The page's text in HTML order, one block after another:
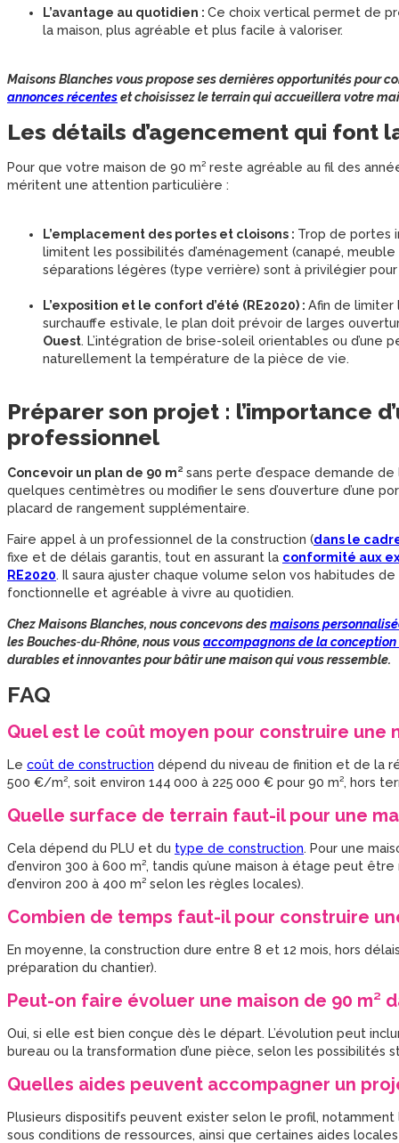
L’avantage au quotidien : Ce choix vertical permet de
la maison, plus agréable et plus facile à valoriser.
Maisons Blanches vous propose ses dernières opportunités pour
annonces récenteset choisissez le terrain qui accueillera votre
Les détails d’agencement qui font
Pour que votre maison de 90 m² reste agréable au fil des
méritent une attention particulière :
L’emplacement des portes et cloisons : Trop de portes
limitent les possibilités d’aménagement (canapé,
séparations légères (type verrière) sont à privilégier pour
L’exposition et le confort d’été (RE2020) : Afin de limiter
surchauffe estivale, le plan doit prévoir de larges
Ouest. L’intégration de brise-soleil orientables ou
naturellement la température de la pièce de vie.
Préparer son projet : l’importance
professionnel
Concevoir un plan de 90 m² sans perte d’espace demande
quelques centimètres ou modifier le sens d’ouverture d’une
placard de rangement supplémentaire.
Faire appel à un professionnel de la construction (dans le
fixe et de délais garantis, tout en assurant la conformité aux
RE2020. Il saura ajuster chaque volume selon vos habitudes
fonctionnelle et agréable à vivre au quotidien.
Chez Maisons Blanches, nous concevons desmaisons
les Bouches‑du‑Rhône, nous vousaccompagnons de la
durables et innovantes pour bâtir une maison qui vous ressemble.
FAQ
Quel est le coût moyen pour construire une
Le coût de construction dépend du niveau de finition et de la
500 €/m², soit environ 144 000 à 225 000 € pour 90 m², hors
Quelle surface de terrain faut-il pour une
Cela dépend du PLU et du type de construction. Pour une
d’environ 300 à 600 m², tandis qu’une maison à étage peut
d’environ 200 à 400 m² selon les règles locales).
Combien de temps faut-il pour construire
En moyenne, la construction dure entre 8 et 12 mois, hors
préparation du chantier).
Peut-on faire évoluer une maison de 90 m²
Oui, si elle est bien conçue dès le départ. L’évolution peut
bureau ou la transformation d’une pièce, selon les possibilités
Quelles aides peuvent accompagner un
Plusieurs dispositifs peuvent exister selon le profil,
sous conditions de ressources, ainsi que certaines aides